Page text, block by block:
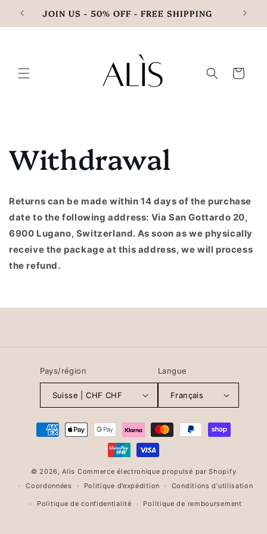
passerJOIN US - 50% OFF - FREE SHIPPING
Panier
Withdrawal
Returns can be made within 14 days of the purchase
date to the following address: Via San Gottardo 20,
6900 Lugano, Switzerland. As soon as we physically
receive the package at this address, we will process
the refund.
Pays/région
Suisse | CHF CHF
Langue
Français
Moyens
© 2026,Alìs Commerce électronique propulsé par Shopify
Coordonnées
Politique d’expédition Conditions d’utilisation
Politique de confidentialité Politique de remboursement